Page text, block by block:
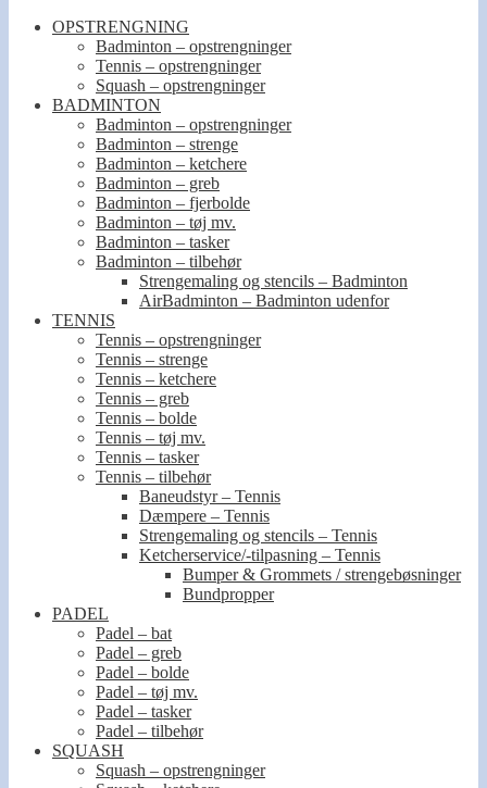
OPSTRENGNING
Badminton – opstrengninger
Tennis – opstrengninger
Squash – opstrengninger
BADMINTON
Badminton – opstrengninger
Badminton – strenge
Badminton – ketchere
Badminton – greb
Badminton – fjerbolde
Badminton – tøj mv.
Badminton – tasker
Badminton – tilbehør
Strengemaling og stencils – Badminton
AirBadminton – Badminton udenfor
TENNIS
Tennis – opstrengninger
Tennis – strenge
Tennis – ketchere
Tennis – greb
Tennis – bolde
Tennis – tøj mv.
Tennis – tasker
Tennis – tilbehør
Baneudstyr – Tennis
Dæmpere – Tennis
Strengemaling og stencils – Tennis
Ketcherservice/-tilpasning – Tennis
Bumper & Grommets / strengebøsninger
Bundpropper
PADEL
Padel – bat
Padel – greb
Padel – bolde
Padel – tøj mv.
Padel – tasker
Padel – tilbehør
SQUASH
Squash – opstrengninger